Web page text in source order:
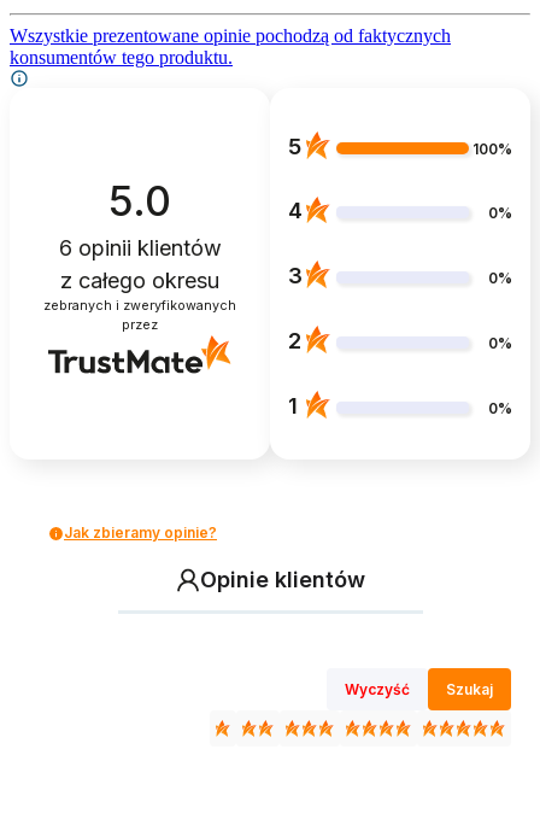
Wszystkie prezentowane opinie pochodzą od faktycznych
konsumentów tego produktu.
5.0
6 opinii klientów
z całego okresu
zebranych i zweryfikowanych
przez
5 100%
4 0%
3 0%
2 0%
1 0%
Jak zbieramy opinie?
Opinie klientów
Wyczyść Szukaj